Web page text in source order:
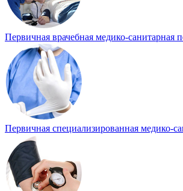
Первичная врачебная медико-санитарная
Первичная специализированная медико-